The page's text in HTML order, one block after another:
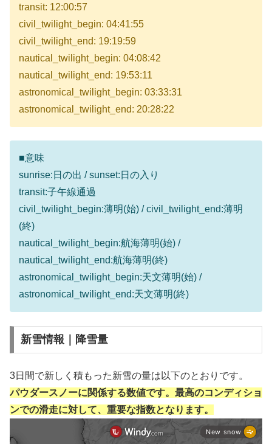
transit: 12:00:57
civil_twilight_begin: 04:41:55
civil_twilight_end: 19:19:59
nautical_twilight_begin: 04:08:42
nautical_twilight_end: 19:53:11
astronomical_twilight_begin: 03:33:31
astronomical_twilight_end: 20:28:22
■意味
sunrise:日の出 / sunset:日の入り
transit:子午線通過
civil_twilight_begin:薄明(始) / civil_twilight_end:薄明
(終)
nautical_twilight_begin:航海薄明(始) /
nautical_twilight_end:航海薄明(終)
astronomical_twilight_begin:天文薄明(始) /
astronomical_twilight_end:天文薄明(終)
新雪情報｜降雪量
3日間で新しく積もった新雪の量は以下のとおりです。
パウダースノーに関係する数値です。最高のコンディショ
ンでの滑走に対して、重要な指数となります。